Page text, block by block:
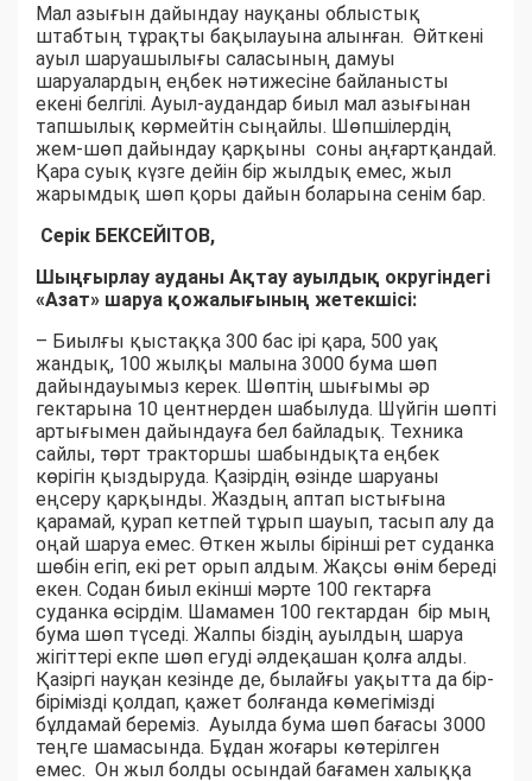
Мал азығын дайындау науқаны облыстық
штабтың тұрақты бақылауына алынған. Өйткені
ауыл шаруашылығы саласының дамуы
шаруалардың еңбек нәтижесіне байланысты
екені белгілі. Ауыл-аудандар биыл мал азығынан
тапшылық көрмейтін сыңайлы. Шөпшілердің
жем-шөп дайындау қарқыны соны аңғартқандай.
Қара суық күзге дейін бір жылдық емес, жыл
жарымдық шөп қоры дайын боларына сенім бар.
Серік БЕКСЕЙІТОВ,
Шыңғырлау ауданы Ақтау ауылдық округіндегі
«Азат» шаруа қожалығының жетекшісі:
– Биылғы қыстаққа 300 бас ірі қара, 500 уақ
жандық, 100 жылқы малына 3000 бума шөп
дайындауымыз керек. Шөптің шығымы әр
гектарына 10 центнерден шабылуда. Шүйгін шөпті
артығымен дайындауға бел байладық. Техника
сайлы, төрт тракторшы шабындықта еңбек
көрігін қыздыруда. Қазірдің өзінде шаруаны
еңсеру қарқынды. Жаздың аптап ыстығына
қарамай, қурап кетпей тұрып шауып, тасып алу да
оңай шаруа емес. Өткен жылы бірінші рет суданка
шөбін егіп, екі рет орып алдым. Жақсы өнім береді
екен. Содан биыл екінші мәрте 100 гектарға
суданка өсірдім. Шамамен 100 гектардан бір мың
бума шөп түседі. Жалпы біздің ауылдың шаруа
жігіттері екпе шөп егуді әлдеқашан қолға алды.
Қазіргі науқан кезінде де, былайғы уақытта да бір-
бірімізді қолдап, қажет болғанда көмегімізді
бұлдамай береміз. Ауылда бума шөп бағасы 3000
теңге шамасында. Бұдан жоғары көтерілген
емес. Он жыл болды осындай бағамен халыққа